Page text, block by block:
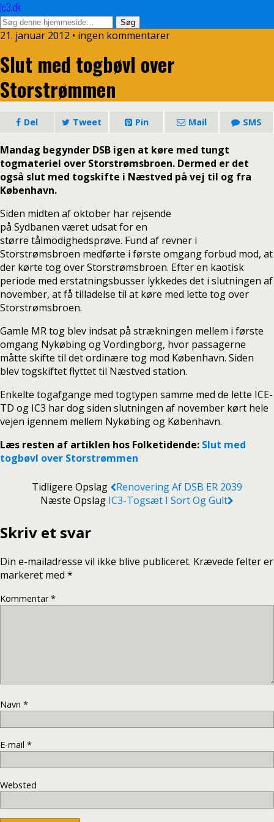
ic3.dk
21. januar 2012 • ingen kommentarer
Slut med togbøvl over
Storstrømmen
Del Tweet Pin Mail SMS
Mandag begynder DSB igen at køre med tungt
togmateriel over Storstrømsbroen. Dermed er det
også slut med togskifte i Næstved på vej til og fra
København.
Siden midten af oktober har rejsende
på Sydbanen været udsat for en
større tålmodighedsprøve. Fund af revner i
Storstrømsbroen medførte i første omgang forbud mod, at
der kørte tog over Storstrømsbroen. Efter en kaotisk
periode med erstatningsbusser lykkedes det i slutningen af
november, at få tilladelse til at køre med lette tog over
Storstrømsbroen.
Gamle MR tog blev indsat på strækningen mellem i første
omgang Nykøbing og Vordingborg, hvor passagerne
måtte skifte til det ordinære tog mod København. Siden
blev togskiftet flyttet til Næstved station.
Enkelte togafgange med togtypen samme med de lette ICE-
TD og IC3 har dog siden slutningen af november kørt hele
vejen igennem mellem Nykøbing og København.
Læs resten af artiklen hos Folketidende: Slut med
togbøvl over Storstrømmen
Tidligere Opslag
Renovering Af DSB ER 2039
Næste Opslag IC3-Togsæt I Sort Og Gult
Skriv et svar
Din e-mailadresse vil ikke blive publiceret. Krævede felter er
markeret med *
Kommentar*
Navn *
E-mail *
Websted